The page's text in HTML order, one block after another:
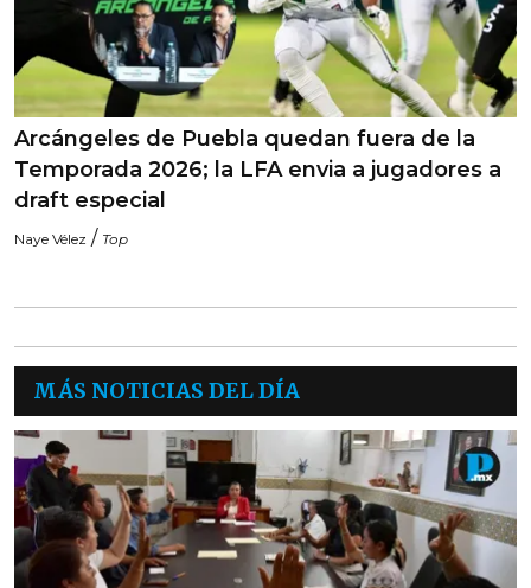
Arcángeles de Puebla quedan fuera de la
Temporada 2026; la LFA envia a jugadores a
draft especial
Naye Vélez / Top
MÁS NOTICIAS DEL DÍA